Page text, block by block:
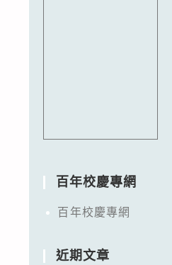
百年校慶專網
百年校慶專網
近期文章